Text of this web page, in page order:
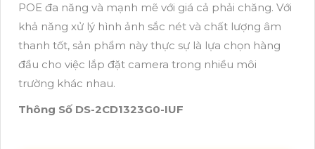
POE đa năng và mạnh mẽ với giá cả phải chăng. Với
khả năng xử lý hình ảnh sắc nét và chất lượng âm
thanh tốt, sản phẩm này thực sự là lựa chọn hàng
đầu cho việc lắp đặt camera trong nhiều môi
trường khác nhau.
Thông Số DS-2CD1323G0-IUF